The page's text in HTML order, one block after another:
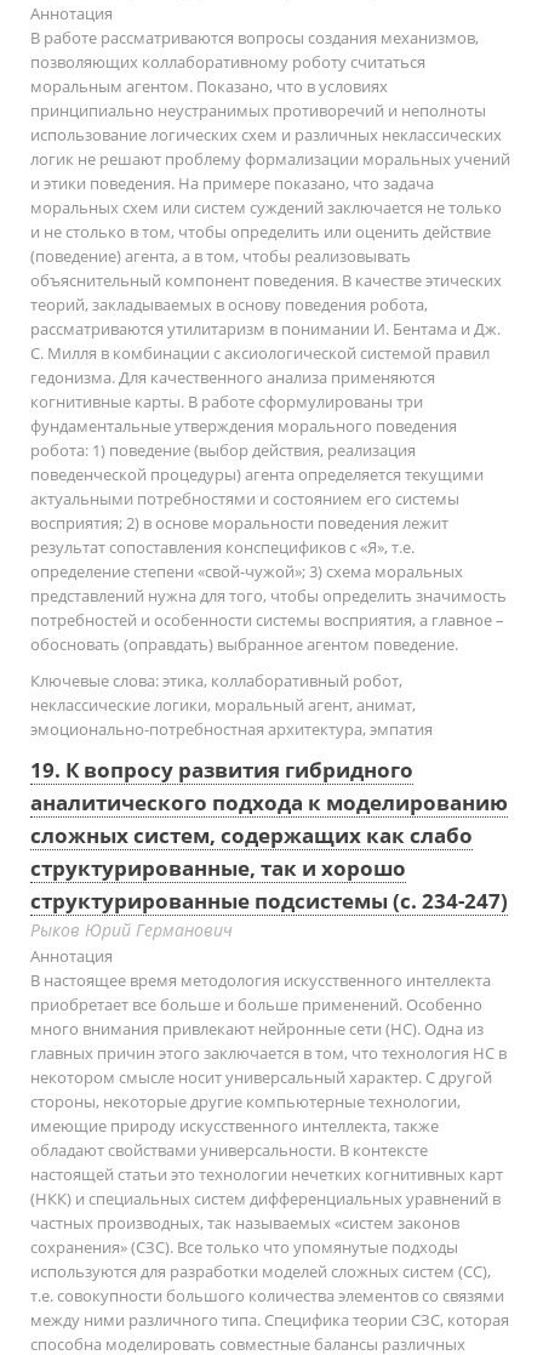
Аннотация
В работе рассматриваются вопросы создания механизмов,
позволяющих коллаборативному роботу считаться
моральным агентом. Показано, что в условиях
принципиально неустранимых противоречий и неполноты
использование логических схем и различных неклассических
логик не решают проблему формализации моральных учений
и этики поведения. На примере показано, что задача
моральных схем или систем суждений заключается не только
и не столько в том, чтобы определить или оценить действие
(поведение) агента, а в том, чтобы реализовывать
объяснительный компонент поведения. В качестве этических
теорий, закладываемых в основу поведения робота,
рассматриваются утилитаризм в понимании И. Бентама и Дж.
С. Милля в комбинации с аксиологической системой правил
гедонизма. Для качественного анализа применяются
когнитивные карты. В работе сформулированы три
фундаментальные утверждения морального поведения
робота: 1) поведение (выбор действия, реализация
поведенческой процедуры) агента определяется текущими
актуальными потребностями и состоянием его системы
восприятия; 2) в основе моральности поведения лежит
результат сопоставления конспецификов с «Я», т.е.
определение степени «свой-чужой»; 3) схема моральных
представлений нужна для того, чтобы определить значимость
потребностей и особенности системы восприятия, а главное –
обосновать (оправдать) выбранное агентом поведение.
Ключевые слова:этика, коллаборативный робот,
неклассические логики, моральный агент, анимат,
эмоционально-потребностная архитектура, эмпатия
19. К вопросу развития гибридного
аналитического подхода к моделированию
сложных систем, содержащих как слабо
структурированные, так и хорошо
структурированные подсистемы (с. 234-247)
Рыков Юрий Германович
Аннотация
В настоящее время методология искусственного интеллекта
приобретает все больше и больше применений. Особенно
много внимания привлекают нейронные сети (НС). Одна из
главных причин этого заключается в том, что технология НС в
некотором смысле носит универсальный характер. С другой
стороны, некоторые другие компьютерные технологии,
имеющие природу искусственного интеллекта, также
обладают свойствами универсальности. В контексте
настоящей статьи это технологии нечетких когнитивных карт
(НКК) и специальных систем дифференциальных уравнений в
частных производных, так называемых «систем законов
сохранения» (СЗС). Все только что упомянутые подходы
используются для разработки моделей сложных систем (СС),
т.е. совокупности большого количества элементов со связями
между ними различного типа. Специфика теории СЗС, которая
способна моделировать совместные балансы различных